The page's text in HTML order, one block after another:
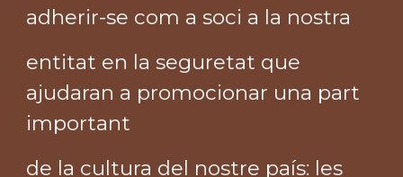
adherir-se com a soci a la nostra
entitat en la seguretat que
ajudaran a promocionar una part
important
de la cultura del nostre país: les